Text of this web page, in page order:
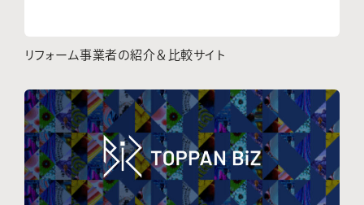
リフォーム事業者の紹介＆比較サイト